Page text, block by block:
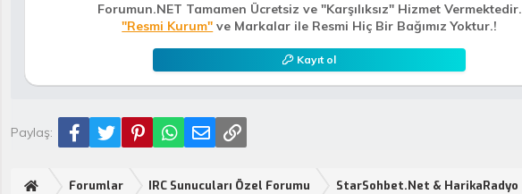
Forumun.NET Tamamen Ücretsiz ve "Karşılıksız" Hizmet Vermektedir.
"Resmi Kurum" ve Markalar ile Resmi Hiç Bir Bağımız Yoktur.!
Kayıt ol
Paylaş: Facebook
Twitter PinterestWhatsApp
E-posta
Forumlar IRC Sunucuları Özel Forumu StarSohbet.Net & HarikaRadyo